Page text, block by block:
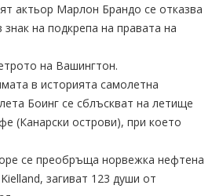
актьор Марлон Брандо се отказва
на подкрепа на правата на
на Вашингтон.
в историята самолетна
Боинг се сблъскват на летище
(Канарски острови), при което
се преобръща норвежка нефтена
загиват 123 души от